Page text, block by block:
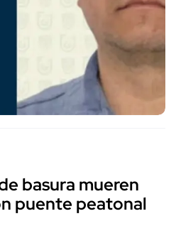
basura mueren
puente peatonal